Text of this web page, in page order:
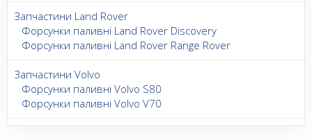
Запчастини Land Rover
Форсунки паливні Land Rover Discovery
Форсунки паливні Land Rover Range Rover
Запчастини Volvo
Форсунки паливні Volvo S80
Форсунки паливні Volvo V70